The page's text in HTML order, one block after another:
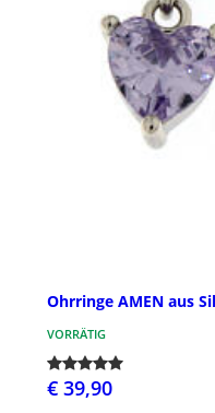
Ohrringe AMEN aus
VORRÄTIG
€ 39,90